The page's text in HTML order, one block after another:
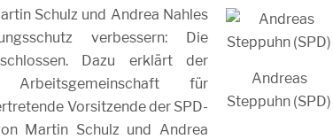
Andreas
Steppuhn (SPD)
Schulz und Andrea Nahles
verbessern: Die
Dazu erklärt der
Arbeitsgemeinschaft für
Vorsitzende der SPD-
Martin Schulz und Andrea